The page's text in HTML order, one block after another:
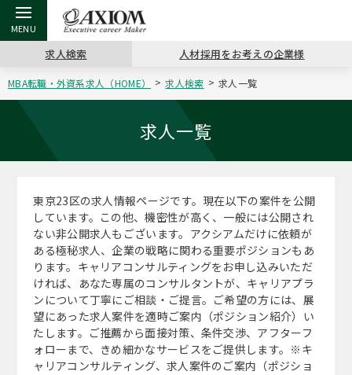
戻る
アクシアムの特長
コンサ
代表メ
サービス案内 キャリ
“展”職
“展”職
コンサルタントの紹介
戻る
キャリア支援 TOP
キャリアデザイン講座
MBAの
転職活
MBAキ
おわり
ステージ別アドバイス
MBAの転職事例
MBAからのFAQ
MBA留学生数の推移
日本か
主な10
戻る
転職ツール TOP
英文レジュメの書き方 パワー
キーワ
英文レ
職務経歴書の書き方
日本語履歴書テンプレート
よくある面接Q&A集
外資系／面接攻略のコツ
戻る
転職コラム TOP
“展”職相談室
転職市場の明日をよめ
コンサルティングの現場から
転職成功への4つの鍵
キャリアに効く一冊
注目企業インタビュー
戻る
イベント・セミナー TOP
ジョブフェア
キャリアデザインセミナー
海外セミナー
キャリアフォーラム
プロ経営者の特別セミナー
Career Talk Live
戻る
会社概要 TOP
沿革
主なクライアント
アクセス
採用情報
パブリシティ
ニュースリリース
求人検索 人材採用をお考えの企業様
MBA転職・外資系求人（HOME） 求人検索 求人一覧
求人一覧
東京23区の求人情報ページです。現在以下の案件を公開
しています。この他、機密性が高く、一般には公開され
ない非公開求人もございます。アクシアムだけに依頼が
ある極秘求人、企業の戦略に関わる重要ポジションもあ
ります。キャリアコンサルティングをお申し込みいただ
ければ、あなた専属のコンサルタントが、キャリアプラ
ンについて丁寧にご相談・ご提言。ご希望の方には、展
望にあった求人案件を適時ご案内（ポジション紹介）い
たします。ご推薦から面接対策、条件交渉、アフターフ
ォローまで、きめ細かなサービスをご提供します。※キ
ャリアコンサルティング、求人案件のご案内（ポジショ